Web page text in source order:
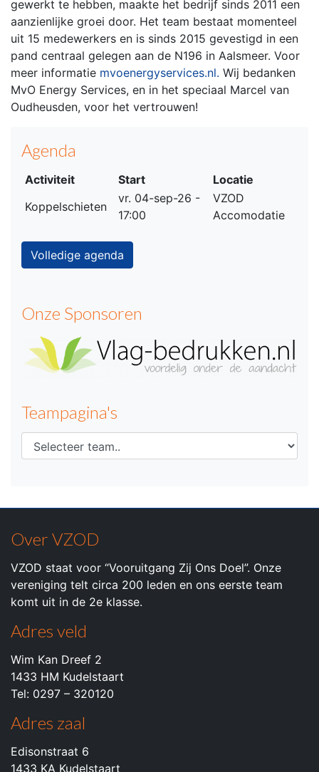
gewerkt te hebben, maakte het bedrijf sinds 2011 een
aanzienlijke groei door. Het team bestaat momenteel
uit 15 medewerkers en is sinds 2015 gevestigd in een
pand centraal gelegen aan de N196 in Aalsmeer. Voor
meer informatie mvoenergyservices.nl. Wij bedanken
MvO Energy Services, en in het speciaal Marcel van
Oudheusden, voor het vertrouwen!
Agenda
Activiteit Start
Locatie
Koppelschieten
vr. 04-sep-26 -
17:00
VZOD
Accomodatie
Volledige agenda
Onze Sponsoren
Teampagina's
Over VZOD
VZOD staat voor “Vooruitgang Zij Ons Doel”. Onze
vereniging telt circa 200 leden en ons eerste team
komt uit in de 2e klasse.
Adres veld
Wim Kan Dreef 2
1433 HM Kudelstaart
Tel: 0297 – 320120
Adres zaal
Edisonstraat 6
1433 KA Kudelstaart